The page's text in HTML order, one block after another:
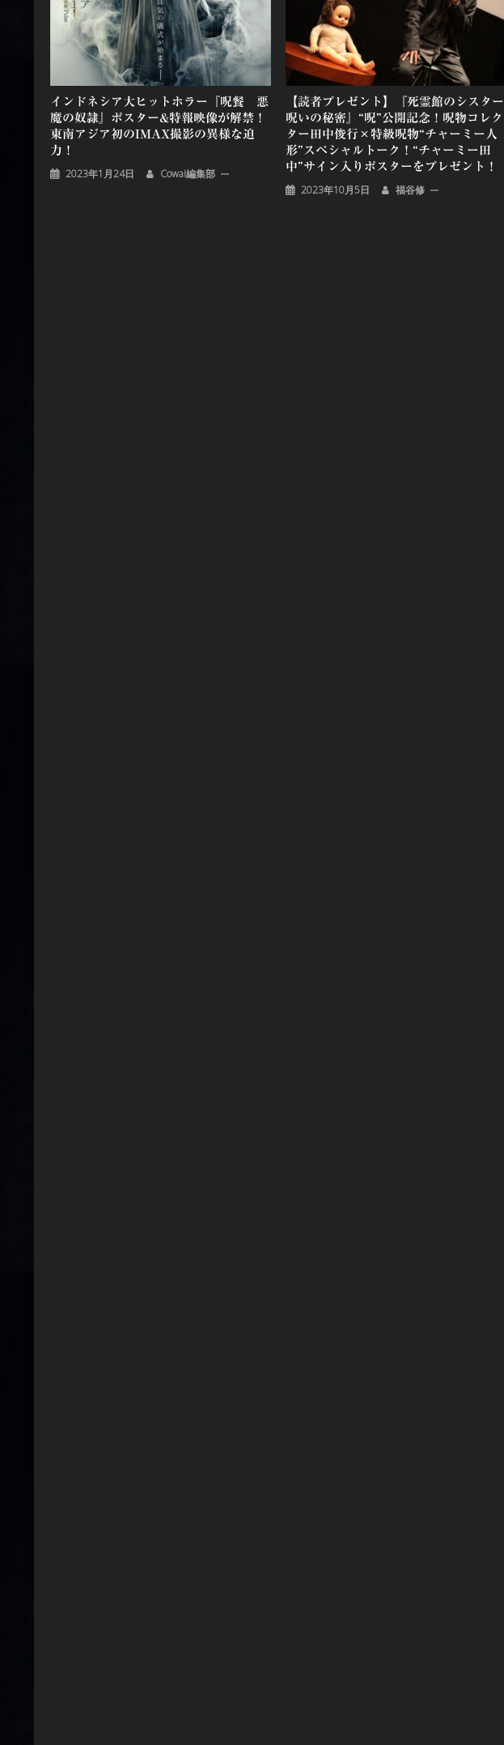
ョ
インドネシア大ヒットホラー『呪餐 悪
魔の奴隷』ポスター&特報映像が解禁！
東南アジア初のIMAX撮影の異様な迫
力！
2023年1月24日 Cowai編集部
【読者プレゼント】『死霊館のシスター
呪いの秘密』“呪”公開記念！呪物コレク
ター田中俊行×特級呪物“チャーミー人
形”スペシャルトーク！“チャーミー田
中”サイン入りポスターをプレゼント！
2023年10月5日 福谷修